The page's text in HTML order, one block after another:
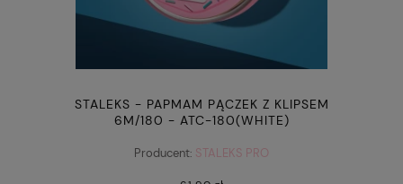
STALEKS - PAPMAM PĄCZEK Z KLIPSEM
6M/180 - ATC-180(WHITE)
Producent: STALEKS PRO